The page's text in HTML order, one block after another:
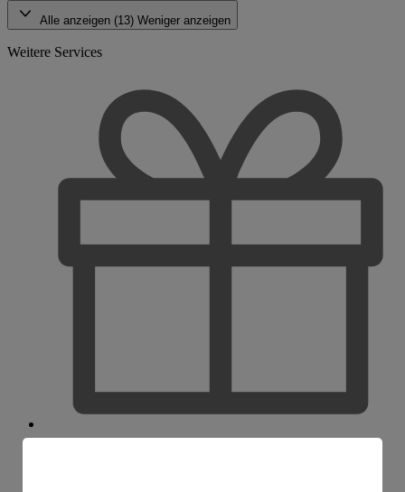
Alle anzeigen (13) Weniger anzeigen
Weitere Services